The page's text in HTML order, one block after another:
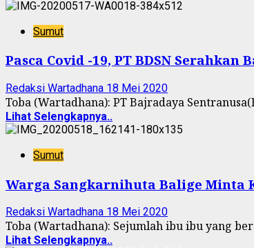
Sumut
Pasca Covid -19, PT BDSN Serahkan
Redaksi Wartadhana 18 Mei 2020
Toba (Wartadhana): PT Bajradaya
Lihat Selengkapnya..
Sumut
Warga Sangkarnihuta Balige Minta
Redaksi Wartadhana 18 Mei 2020
Toba (Wartadhana): Sejumlah ibu ibu yang
Lihat Selengkapnya..